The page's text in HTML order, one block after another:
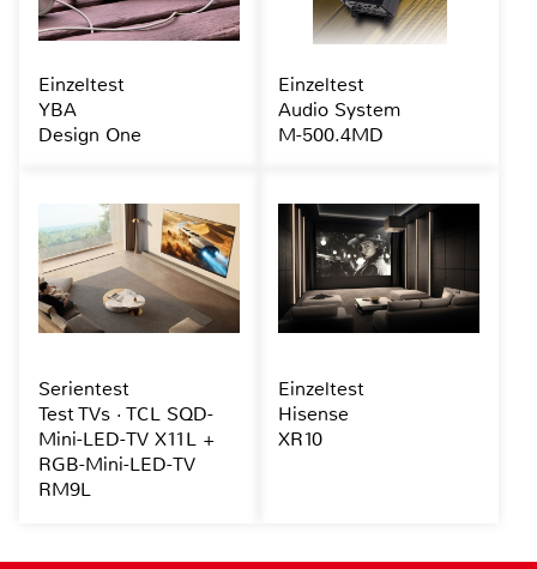
Einzeltest
YBA
Design One
Einzeltest
Audio System
M-500.4MD
Serientest
Test TVs · TCL SQD-
Mini-LED-TV X11L +
RGB-Mini-LED-TV
RM9L
Einzeltest
Hisense
XR10